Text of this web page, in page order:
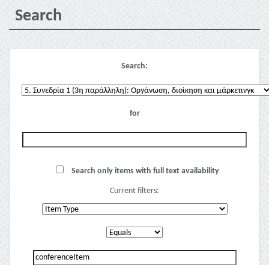
Search
Search:
for
Search only items with full text availability
Current filters: